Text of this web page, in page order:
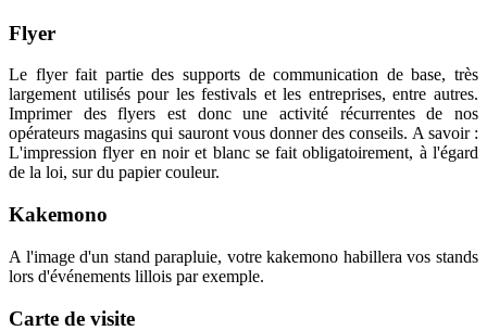
Flyer
Le flyer fait partie des supports de communication de base, très
largement utilisés pour les festivals et les entreprises, entre autres.
Imprimer des flyers est donc une activité récurrentes de nos
opérateurs magasins qui sauront vous donner des conseils. A savoir :
L'impression flyer en noir et blanc se fait obligatoirement, à l'égard
de la loi, sur du papier couleur.
Kakemono
A l'image d'un stand parapluie, votre kakemono habillera vos stands
lors d'événements lillois par exemple.
Carte de visite